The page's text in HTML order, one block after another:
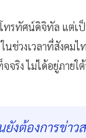
ทรทัศน์ดิจิทัล แต่เ
ช่วงเวลาที่สังคม
จริง ไม่ได้อยู่ภาย
งต้องการข่าว